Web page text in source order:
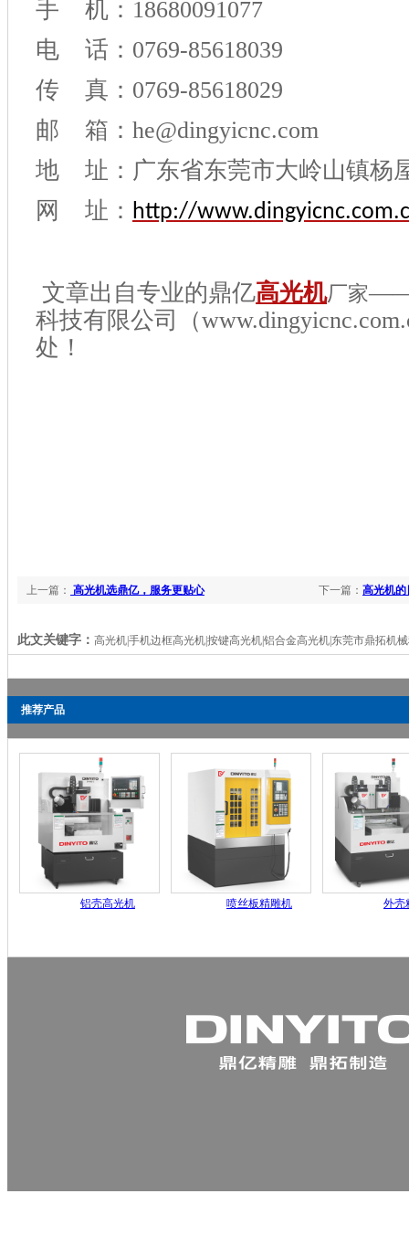
手 机：18680091077
电 话：0769-85618039
传 真：0769-85618029
邮 箱：he@dingyicnc.com
地 址：广东省东莞市大岭山镇杨
网 址： http://
文章出自专业的鼎亿高光机厂家——
科技有限公司（
处！
下一篇： 高光机的
上一篇： 高光机选鼎亿，服务更贴心
此文关键字： 高光机|手机边框高光机|按键高光机|铝合金高光机|东莞市鼎拓机
推荐产品
铝壳高光机 喷丝板精雕机 外壳